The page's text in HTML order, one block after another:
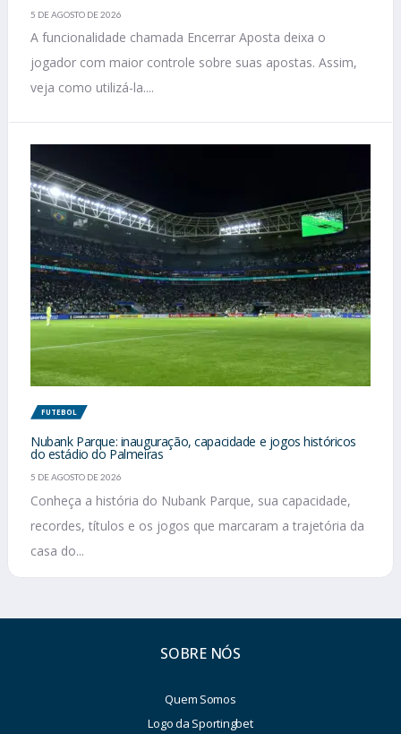
5 DE AGOSTO DE 2026
A funcionalidade chamada Encerrar Aposta deixa o
jogador com maior controle sobre suas apostas. Assim,
veja como utilizá-la....
FUTEBOL
Nubank Parque: inauguração, capacidade e jogos históricos
do estádio do Palmeiras
5 DE AGOSTO DE 2026
Conheça a história do Nubank Parque, sua capacidade,
recordes, títulos e os jogos que marcaram a trajetória da
casa do...
SOBRE NÓS
Quem Somos
Logo da Sportingbet